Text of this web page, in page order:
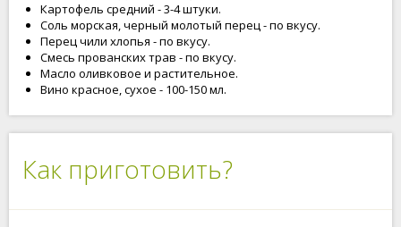
Картофель средний - 3-4 штуки.
Соль морская, черный молотый перец - по вкусу.
Перец чили хлопья - по вкусу.
Смесь прованских трав - по вкусу.
Масло оливковое и растительное.
Вино красное, сухое - 100-150 мл.
Как приготовить?